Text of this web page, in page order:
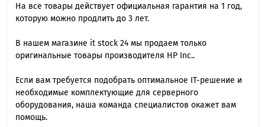
На все товары действует официальная гарантия на 1 год,
которую можно продлить до 3 лет.
В нашем магазине it stock 24 мы продаем только
оригинальные товары производителя HP Inc..
Если вам требуется подобрать оптимальное IT-решение и
необходимые комплектующие для серверного
оборудования, наша команда специалиcтов окажет вам
помощь.